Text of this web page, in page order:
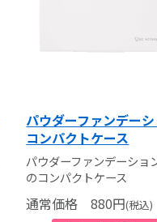
パウダーファンデー
コンパクトケース
パウダーファンデーショ
のコンパクトケース
通常価格 880円(税込)